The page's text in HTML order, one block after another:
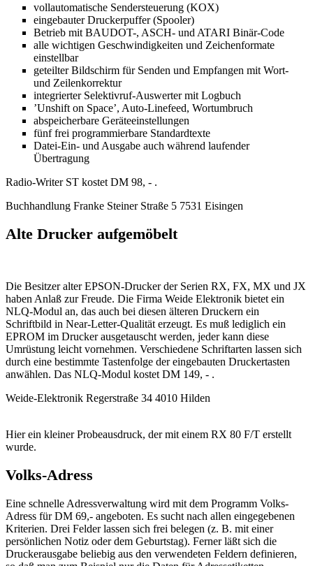
vollautomatische Sendersteuerung (KOX)
eingebauter Druckerpuffer (Spooler)
Betrieb mit BAUDOT-, ASCH- und ATARI Binär-Code
alle wichtigen Geschwindigkeiten und Zeichenformate
einstellbar
geteilter Bildschirm für Senden und Empfangen mit Wort-
und Zeilenkorrektur
integrierter Selektivruf-Auswerter mit Logbuch
’Unshift on Space’, Auto-Linefeed, Wortumbruch
abspeicherbare Geräteeinstellungen
fünf frei programmierbare Standardtexte
Datei-Ein- und Ausgabe auch während laufender
Übertragung
Radio-Writer ST kostet DM 98, - .
Buchhandlung Franke Steiner Straße 5 7531 Eisingen
Alte Drucker aufgemöbelt
Die Besitzer alter EPSON-Drucker der Serien RX, FX, MX und JX
haben Anlaß zur Freude. Die Firma Weide Elektronik bietet ein
NLQ-Modul an, das auch bei diesen älteren Druckern ein
Schriftbild in Near-Letter-Qualität erzeugt. Es muß lediglich ein
EPROM im Drucker ausgetauscht werden, jeder kann diese
Umrüstung leicht vornehmen. Verschiedene Schriftarten lassen sich
durch eine bestimmte Tastenfolge der eingebauten Druckertasten
anwählen. Das NLQ-Modul kostet DM 149, - .
Weide-Elektronik Regerstraße 34 4010 Hilden
Hier ein kleiner Probeausdruck, der mit einem RX 80 F/T erstellt
wurde.
Volks-Adress
Eine schnelle Adressverwaltung wird mit dem Programm Volks-
Adress für DM 69,- angeboten. Es sucht nach allen eingegebenen
Kriterien. Drei Felder lassen sich frei belegen (z. B. mit einer
persönlichen Notiz oder dem Geburtstag). Ferner läßt sich die
Druckerausgabe beliebig aus den verwendeten Feldern definieren,